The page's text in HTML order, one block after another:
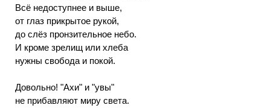
Всё недоступнее и выше,
от глаз прикрытое рукой,
до слёз пронзительное небо.
И кроме зрелищ или хлеба
нужны свобода и покой.
Довольно! "Ахи" и "увы"
не прибавляют миру света.